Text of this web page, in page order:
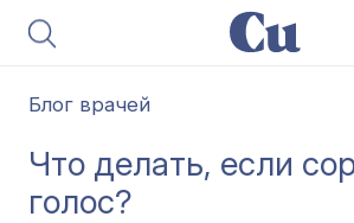
Блог врачей
Что делать, если
голос?